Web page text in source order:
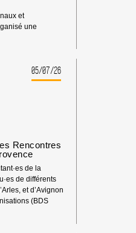
et
une
05/07/26
Rencontres
de la
de différents
et d’Avignon
(BDS